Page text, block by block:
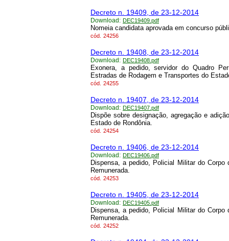
Decreto n. 19409, de 23-12-2014
Download: DEC19409.pdf
Nomeia candidata aprovada em concurso
cód. 24256
Decreto n. 19408, de 23-12-2014
Download: DEC19408.pdf
Exonera, a pedido, servidor do Quadro
Estradas de Rodagem e Transportes do
cód. 24255
Decreto n. 19407, de 23-12-2014
Download: DEC19407.pdf
Dispõe sobre designação, agregação e
Estado de Rondônia.
cód. 24254
Decreto n. 19406, de 23-12-2014
Download: DEC19406.pdf
Dispensa, a pedido, Policial Militar do
Remunerada.
cód. 24253
Decreto n. 19405, de 23-12-2014
Download: DEC19405.pdf
Dispensa, a pedido, Policial Militar do
Remunerada.
cód. 24252